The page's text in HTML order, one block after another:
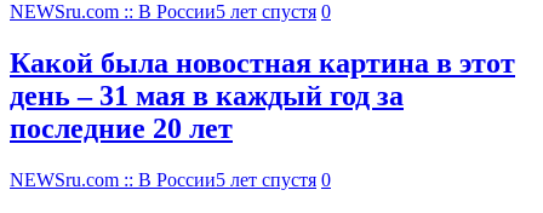
NEWSru.com :: В России5 лет спустя 0
Какой была новостная картина в этот
день – 31 мая в каждый год за
последние 20 лет
NEWSru.com :: В России5 лет спустя 0